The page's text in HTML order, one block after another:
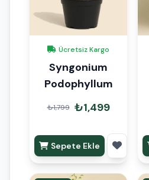
Ücretsiz Kargo
Syngonium
Podophyllum
₺1,799 ₺1,499
Sepete Ekle